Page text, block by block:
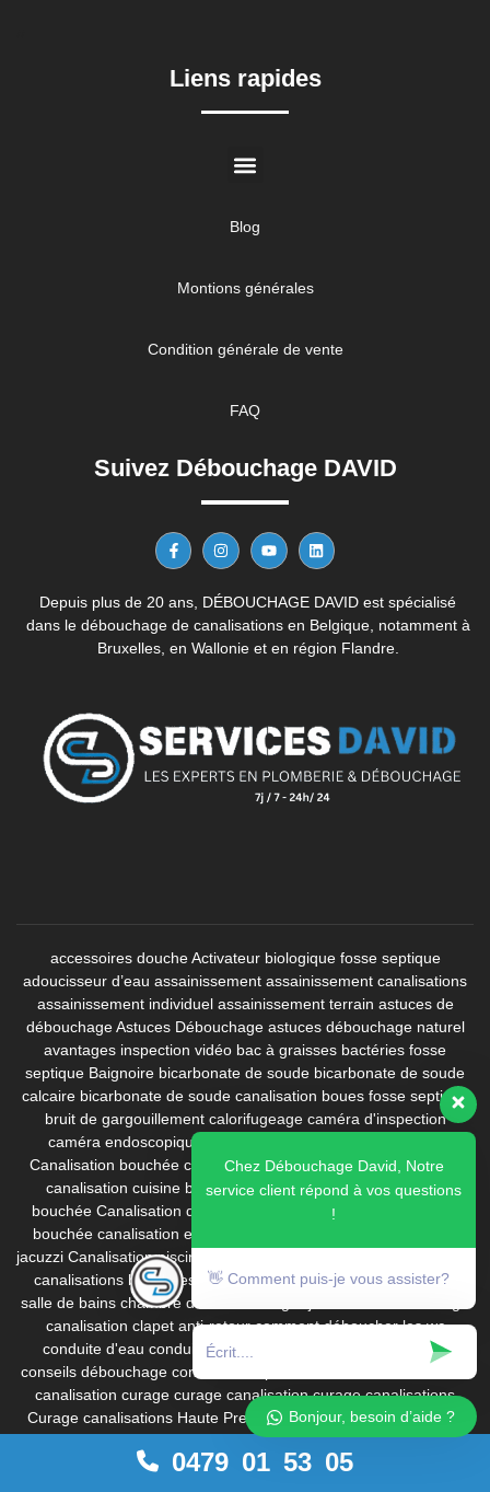
0479 01 53 05
Liens rapides
Blog
Montions générales
Condition générale de vente
FAQ
Suivez Débouchage DAVID
Depuis plus de 20 ans, DÉBOUCHAGE DAVID est spécialisé
dans le débouchage de canalisations en Belgique, notamment à
Bruxelles, en Wallonie et en région Flandre.
accessoires douche Activateur biologique fosse septique
adoucisseur d’eau assainissement assainissement canalisations
assainissement individuel assainissement terrain astuces de
débouchage Astuces Débouchage astuces débouchage naturel
avantages inspection vidéo bac à graisses bactéries fosse
septique Baignoire bicarbonate de soude bicarbonate de soude
calcaire bicarbonate de soude canalisation boues fosse septique
bruit de gargouillement calorifugeage caméra d'inspection
caméra endoscopique canalisation
Canalisation bouchée cuisine Canalisation bouchée de piscine
canalisation cuisine bouchée canalisation de camping-car
bouchée Canalisation de piscine bouchée
canalisation de spa
bouchée canalisation enterrée
jacuzzi Canalisation piscine
canalisations bouchées
canalisations obstruées canalisations
salle de bains chambre de visite
canalisation clapet anti-retour comment déboucher les wc
conduite d'eau conduite d'eau gelée
Conduite de drainage
conseils débouchage conservation produit déboucheur
canalisation curage curage canalisation curage canalisations
Curage canalisations Haute Pression Curage Curatif (Urgence)
curage de canalisations curage préventif date de péremption
Débouchage débouchage à haute pression
Chez Débouchage David, Notre
service client répond à vos questions
!
👋 Comment puis-je vous assister?
Bonjour, besoin d’aide ?